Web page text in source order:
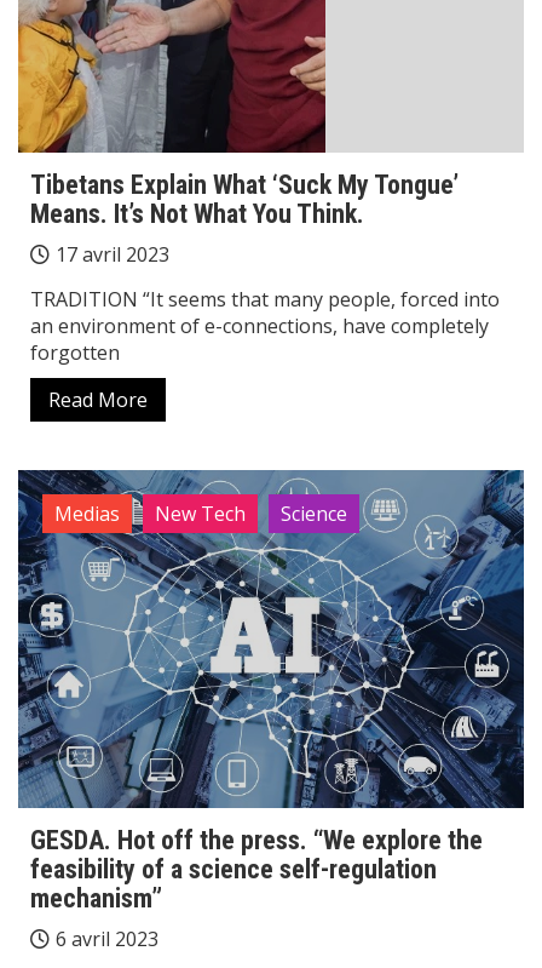
Tibetans Explain What ‘Suck My Tongue’
Means. It’s Not What You Think.
17 avril 2023
TRADITION “It seems that many people, forced into
an environment of e-connections, have completely
forgotten
Read More
Medias New Tech Science
GESDA. Hot off the press. “We explore the
feasibility of a science self-regulation
mechanism”
6 avril 2023